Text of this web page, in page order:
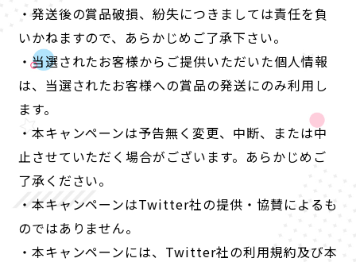
・発送後の賞品破損、紛失につきましては責任を負
いかねますので、あらかじめご了承下さい。
・当選されたお客様からご提供いただいた個人情報
は、当選されたお客様への賞品の発送にのみ利用し
ます。
・本キャンペーンは予告無く変更、中断、または中
止させていただく場合がございます。あらかじめご
了承ください。
・本キャンペーンはTwitter社の提供・協賛によるも
のではありません。
・本キャンペーンには、Twitter社の利用規約及び本